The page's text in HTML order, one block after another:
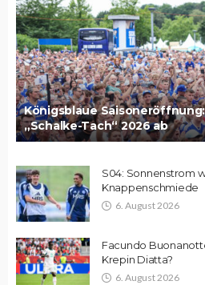
Königsblaue
„Schalke-Tach“ 2026 ab
S04: Sonnenstrom
Knappenschmiede
6. August 2026
Facundo
Krepin Diatta?
6. August 2026